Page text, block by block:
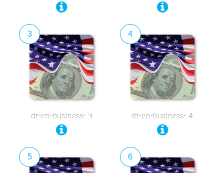
3
dt-en-business- 3
4
dt-en-business- 4
5 6